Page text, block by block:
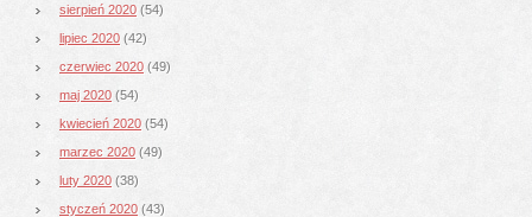
sierpień 2020 (54)
lipiec 2020 (42)
czerwiec 2020 (49)
maj 2020 (54)
kwiecień 2020 (54)
marzec 2020 (49)
luty 2020 (38)
styczeń 2020 (43)